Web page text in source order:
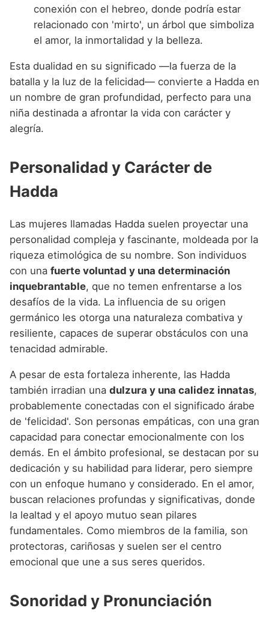
conexión con el hebreo, donde podría estar
relacionado con 'mirto', un árbol que simboliza
el amor, la inmortalidad y la belleza.
Esta dualidad en su significado —la fuerza de la
batalla y la luz de la felicidad— convierte a Hadda en
un nombre de gran profundidad, perfecto para una
niña destinada a afrontar la vida con carácter y
alegría.
Personalidad y Carácter de
Hadda
Las mujeres llamadas Hadda suelen proyectar una
personalidad compleja y fascinante, moldeada por la
riqueza etimológica de su nombre. Son individuos
con una fuerte voluntad y una determinación
inquebrantable, que no temen enfrentarse a los
desafíos de la vida. La influencia de su origen
germánico les otorga una naturaleza combativa y
resiliente, capaces de superar obstáculos con una
tenacidad admirable.
A pesar de esta fortaleza inherente, las Hadda
también irradian una dulzura y una calidez innatas,
probablemente conectadas con el significado árabe
de 'felicidad'. Son personas empáticas, con una gran
capacidad para conectar emocionalmente con los
demás. En el ámbito profesional, se destacan por su
dedicación y su habilidad para liderar, pero siempre
con un enfoque humano y considerado. En el amor,
buscan relaciones profundas y significativas, donde
la lealtad y el apoyo mutuo sean pilares
fundamentales. Como miembros de la familia, son
protectoras, cariñosas y suelen ser el centro
emocional que une a sus seres queridos.
Sonoridad y Pronunciación